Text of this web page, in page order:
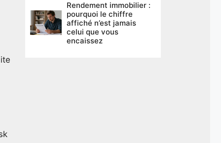
Rendement immobilier :
pourquoi le chiffre
affiché n’est jamais
celui que vous
encaissez